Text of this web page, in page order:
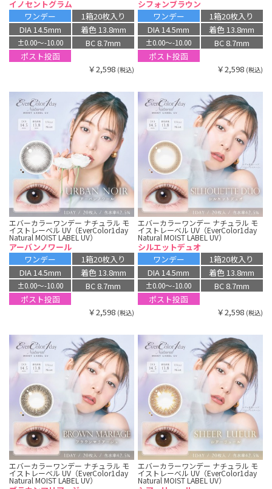
イノセントグラム
ワンデー
1箱20枚入り
DIA 14.5mm
着色 13.8mm
±0.00〜-10.00
BC 8.7mm
ポスト投函
￥2,598 (税込)
シフォンブラウン
ワンデー
1箱20枚入り
DIA 14.5mm
着色 13.8mm
±0.00〜-10.00
BC 8.7mm
ポスト投函
￥2,598 (税込)
エバーカラーワンデー ナチュラル モ
イストレーベル UV（EverColor1day
Natural MOIST LABEL UV）
アーバンノワール
ワンデー
1箱20枚入り
DIA 14.5mm
着色 13.8mm
±0.00〜-10.00
BC 8.7mm
ポスト投函
￥2,598 (税込)
エバーカラーワンデー ナチュラル モ
イストレーベル UV（EverColor1day
Natural MOIST LABEL UV）
シルエットデュオ
ワンデー
1箱20枚入り
DIA 14.5mm
着色 13.8mm
±0.00〜-10.00
BC 8.7mm
ポスト投函
￥2,598 (税込)
エバーカラーワンデー ナチュラル モ
イストレーベル UV（EverColor1day
Natural MOIST LABEL UV）
エバーカラーワンデー ナチュラル モ
イストレーベル UV（EverColor1day
Natural MOIST LABEL UV）